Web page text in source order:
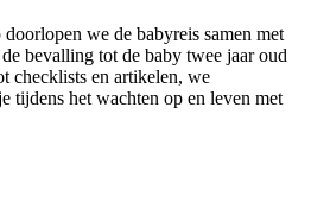
we de babyreis samen met
bevalling tot de baby twee jaar oud
checklists en artikelen, we
tijdens het wachten op en leven met